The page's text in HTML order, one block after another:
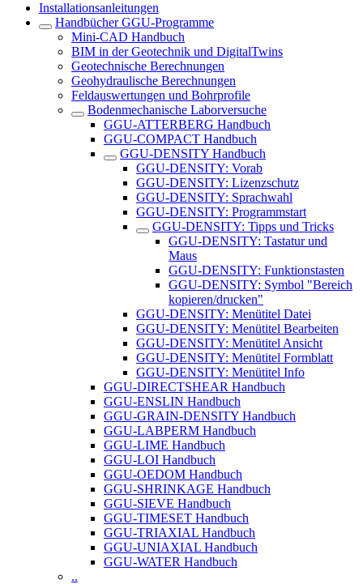
Installationsanleitungen
Handbücher GGU-Programme
Mini-CAD Handbuch
BIM in der Geotechnik und DigitalTwins
Geotechnische Berechnungen
Geohydraulische Berechnungen
Feldauswertungen und Bohrprofile
Bodenmechanische Laborversuche
GGU-ATTERBERG Handbuch
GGU-COMPACT Handbuch
GGU-DENSITY Handbuch
GGU-DENSITY: Vorab
GGU-DENSITY: Lizenzschutz
GGU-DENSITY: Sprachwahl
GGU-DENSITY: Programmstart
GGU-DENSITY: Tipps und Tricks
GGU-DENSITY: Tastatur und
Maus
GGU-DENSITY: Funktionstasten
GGU-DENSITY: Symbol "Bereich
kopieren/drucken"
GGU-DENSITY: Menütitel Datei
GGU-DENSITY: Menütitel Bearbeiten
GGU-DENSITY: Menütitel Ansicht
GGU-DENSITY: Menütitel Formblatt
GGU-DENSITY: Menütitel Info
GGU-DIRECTSHEAR Handbuch
GGU-ENSLIN Handbuch
GGU-GRAIN-DENSITY Handbuch
GGU-LABPERM Handbuch
GGU-LIME Handbuch
GGU-LOI Handbuch
GGU-OEDOM Handbuch
GGU-SHRINKAGE Handbuch
GGU-SIEVE Handbuch
GGU-TIMESET Handbuch
GGU-TRIAXIAL Handbuch
GGU-UNIAXIAL Handbuch
GGU-WATER Handbuch
..